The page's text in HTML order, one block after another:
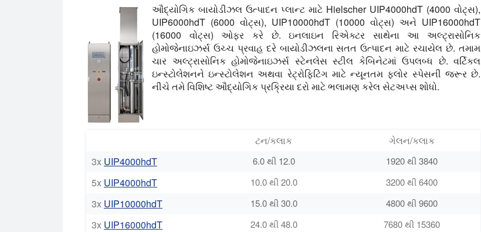
ઔદ્યોગિક બાયોડીઝલ ઉત્પાદન પ્લાન્ટ માટે Hielscher UIP4000hdT (4000 વોટ્સ),
UIP6000hdT (6000 વોટ્સ), UIP10000hdT (10000 વોટ્સ) અને UIP16000hdT
(16000 વોટ્સ) ઓફર કરે છે. ઇનલાઇન રિએક્ટર સાથેના આ અલ્ટ્રાસોનિક
હોમોજેનાઇઝર્સ ઉચ્ચ પ્રવાહ દરે બાયોડીઝલના સતત ઉત્પાદન માટે રચાયેલ છે. તમામ
ચાર અલ્ટ્રાસોનિક હોમોજેનાઇઝર્સ સ્ટેનલેસ સ્ટીલ કેબિનેટમાં ઉપલબ્ધ છે. વર્ટિકલ
ઇન્સ્ટોલેશનને ઇન્સ્ટોલેશન અથવા રેટ્રોફિટિંગ માટે ન્યૂનતમ ફ્લોર સ્પેસની જરૂર છે.
નીચે તમે વિશિષ્ટ ઔદ્યોગિક પ્રક્રિયા દરો માટે ભલામણ કરેલ સેટઅપ્સ શોધો.
ટન/કલાક
ગેલન/કલાક
3x UIP4000hdT 6.0 થી 12.0 1920 થી 3840
5x UIP4000hdT 10.0 થી 20.0 3200 થી 6400
3x UIP10000hdT 15.0 થી 30.0 4800 થી 9600
3x UIP16000hdT 24.0 થી 48.0 7680 થી 15360